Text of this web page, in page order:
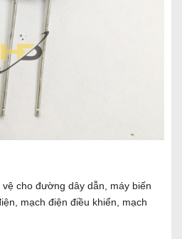
cho đường dây dẫn, máy biến
mạch điện điều khiển, mạch